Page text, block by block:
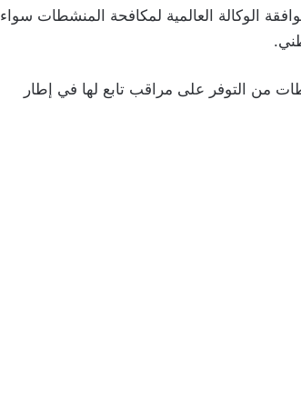
الوكالة العالمية لمكافحة المنشطات سواء
من التوفر على مراقب تابع لها في إطار